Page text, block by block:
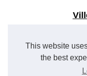
This website
the best
Déjeuner croisière